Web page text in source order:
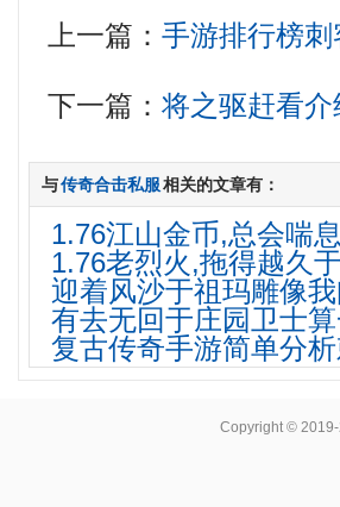
上一篇：手游排行榜
下一篇：将之驱赶看
与传奇合击私服相关的文章有：
1.76江山金币,总会喘
1.76老烈火,拖得越久
迎着风沙于祖玛雕像
有去无回于庄园卫士
复古传奇手游简单分
Copyright ©